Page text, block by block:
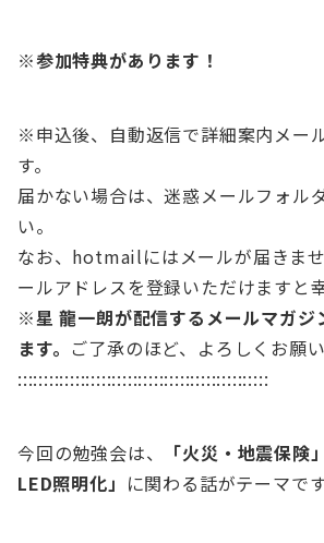
※参加特典があります！
※申込後、自動返信で詳細案内メー
す。
届かない場合は、迷惑メールフォル
い。
なお、hotmailにはメールが届きま
ールアドレスを登録いただけますと幸
※星 龍一朗が配信するメールマガジ
ます。 ご了承のほど、よろしくお願い
::::::::::::::::::::::::::::::::::::::::::::::::
今回の勉強会は、 「火災・地震保険」
LED照明化」 に関わる話がテーマで